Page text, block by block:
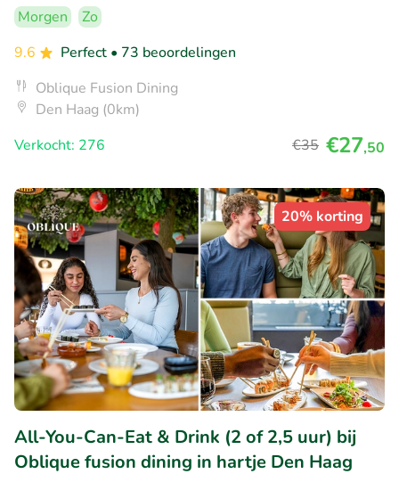
Morgen
Zo
9.6
Perfect • 73 beoordelingen
Oblique Fusion Dining
Den Haag (0km)
Verkocht: 276
€35 €27,50
20% korting
All-You-Can-Eat & Drink (2 of 2,5 uur) bij
Oblique fusion dining in hartje Den Haag